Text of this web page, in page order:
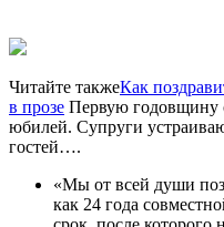
Читайте такжеКак
в прозе Первую годовщину
юбилей. Супруги
гостей….
«Мы от всей души
как 24 года